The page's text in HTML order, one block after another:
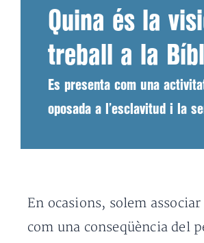
Quina és la
treball a la
Es presenta com una
oposada a l’esclavitud i la
En ocasions, solem
com una conseqüència del